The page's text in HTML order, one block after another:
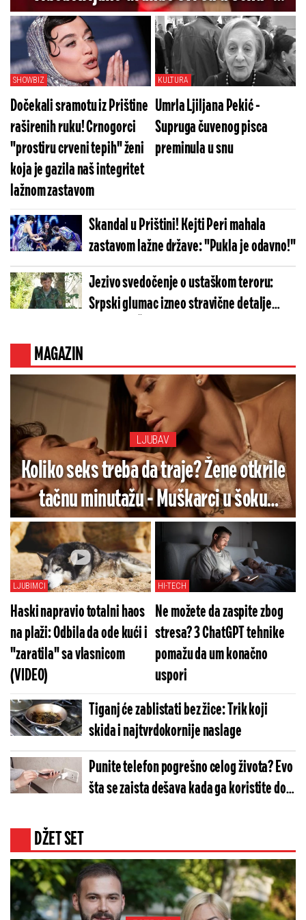
Pogledajte koliko je jezivo (VIDEO)
SHOWBIZ
Dočekali sramotu iz Prištine
raširenih ruku! Crnogorci
"prostiru crveni tepih" ženi
koja je gazila naš integritet
lažnom zastavom
KULTURA
Umrla Ljiljana Pekić -
Supruga čuvenog pisca
preminula u snu
Skandal u Prištini! Kejti Peri mahala
zastavom lažne države: "Pukla je odavno!"
Jezivo svedočenje o ustaškom teroru:
Srpski glumac izneo stravične detalje
MAGAZIN
LJUBAV
Koliko seks treba da traje? Žene otkrile
tačnu minutažu - Muškarci u šoku
(ANKETA)
LJUBIMCI
Haski napravio totalni haos
na plaži: Odbila da ode kući i
"zaratila" sa vlasnicom
(VIDEO)
HI-TECH
Ne možete da zaspite zbog
stresa? 3 ChatGPT tehnike
pomažu da um konačno
uspori
Tiganj će zablistati bez žice: Trik koji
skida i najtvrdokornije naslage
Punite telefon pogrešno celog života? Evo
šta se zaista dešava kada ga koristite dok
DŽET SET